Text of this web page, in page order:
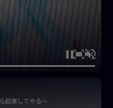
起業してやる〜